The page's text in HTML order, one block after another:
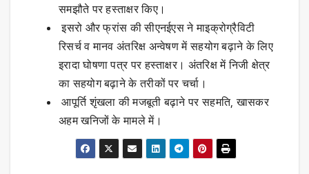
समझौते पर हस्ताक्षर किए।
इसरो और फ्रांस की सीएनईएस ने माइक्रोग्रैविटी
रिसर्च व मानव अंतरिक्ष अन्वेषण में सहयोग बढ़ाने के लिए
इरादा घोषणा पत्र पर हस्ताक्षर। अंतरिक्ष में निजी क्षेत्र
का सहयोग बढ़ाने के तरीकों पर चर्चा।
आपूर्ति शृंखला की मजबूती बढ़ाने पर सहमति, खासकर
अहम खनिजों के मामले में।